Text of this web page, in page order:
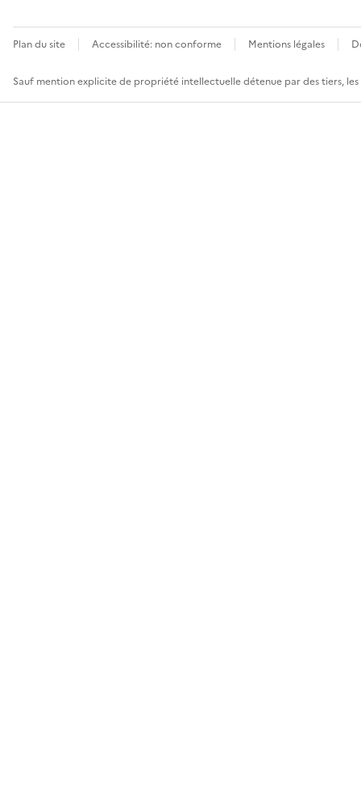
Plan du site Accessibilité: non conforme Mentions légales
Sauf mention explicite de propriété intellectuelle détenue par des tiers,